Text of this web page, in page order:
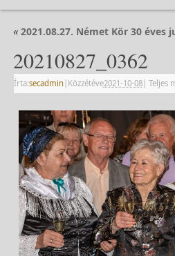
«2021.08.27. Német Kör 30 éves
20210827_0362
Írta:secadmin | Közzétéve2021-10-08| Teljes